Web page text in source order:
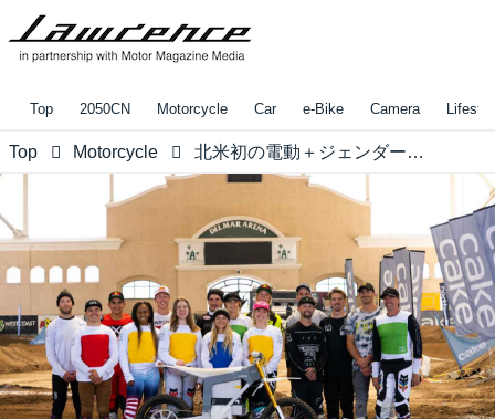
Top 2050CN Motorcycle Car e-Bike Camera
Top Motorcycle 北米初の電動＋ジェンダーニュートラルなレース、「CAKEワールドレース」が開催されました!! 気になる勝者はダレ!?